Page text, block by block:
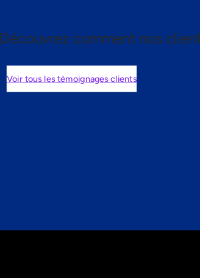
Découvrez comment nos
Voir tous les témoignages clients